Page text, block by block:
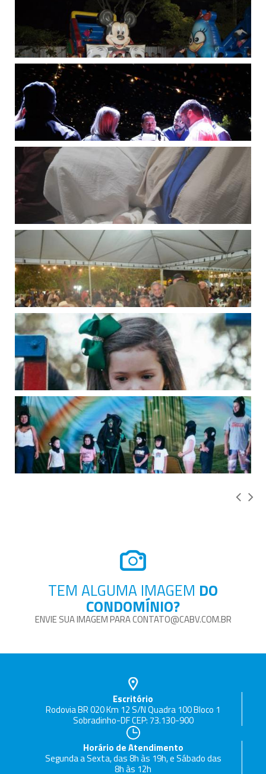
TEM ALGUMA IMAGEM DO
CONDOMÍNIO?
ENVIE SUA IMAGEM PARA CONTATO@CABV.COM.BR
Escritório
Rodovia BR 020 Km 12 S/N Quadra 100 Bloco 1
Sobradinho-DF CEP: 73.130-900
Horário de Atendimento
Segunda a Sexta, das 8h às 19h, e Sábado das
8h às 12h